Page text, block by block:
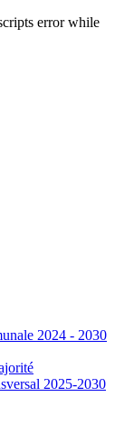
error while
2024 - 2030
2025-2030